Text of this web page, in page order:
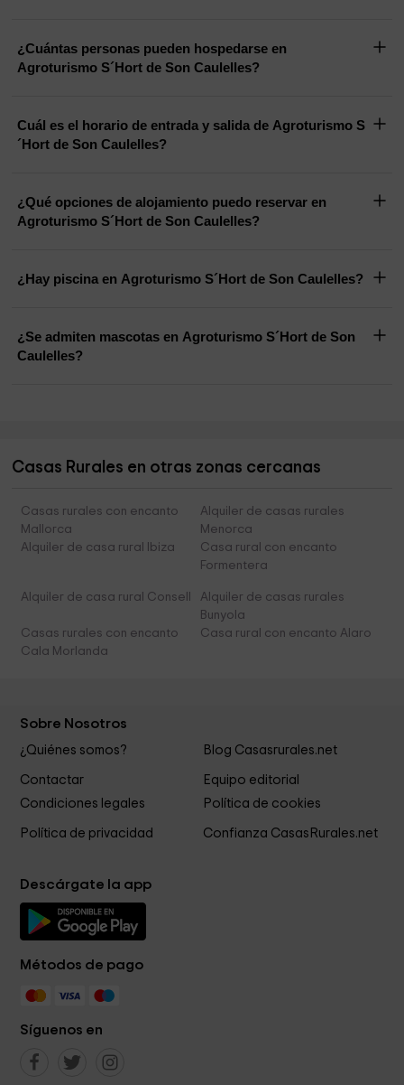
¿Cuántas personas pueden hospedarse en
Agroturismo S´Hort de Son Caulelles?
Cuál es el horario de entrada y salida de Agroturismo S
´Hort de Son Caulelles?
¿Qué opciones de alojamiento puedo reservar en
Agroturismo S´Hort de Son Caulelles?
¿Hay piscina en Agroturismo S´Hort de Son Caulelles?
¿Se admiten mascotas en Agroturismo S´Hort de Son
Caulelles?
Casas Rurales en otras zonas cercanas
Casas rurales con encanto
Mallorca
Alquiler de casas rurales
Menorca
Alquiler de casa rural Ibiza
Casa rural con encanto
Formentera
Alquiler de casa rural Consell
Alquiler de casas rurales
Bunyola
Casas rurales con encanto
Cala Morlanda
Casa rural con encanto Alaro
Sobre Nosotros
¿Quiénes somos? Blog Casasrurales.net
Contactar
Equipo editorial
Condiciones legales
Política de cookies
Política de privacidad Confianza CasasRurales.net
Descárgate la app
Métodos de pago
Síguenos en